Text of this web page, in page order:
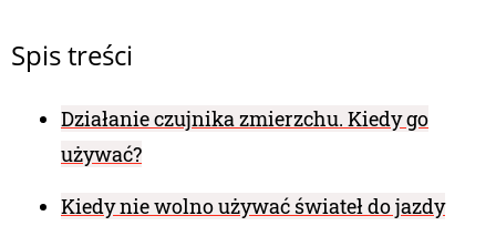
Spis treści
Działanie czujnika zmierzchu. Kiedy go
używać?
Kiedy nie wolno używać świateł do jazdy